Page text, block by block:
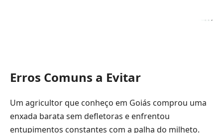
Erros Comuns a Evitar
Um agricultor que conheço em Goiás comprou uma
enxada barata sem defletoras e enfrentou
entupimentos constantes com a palha do milheto.